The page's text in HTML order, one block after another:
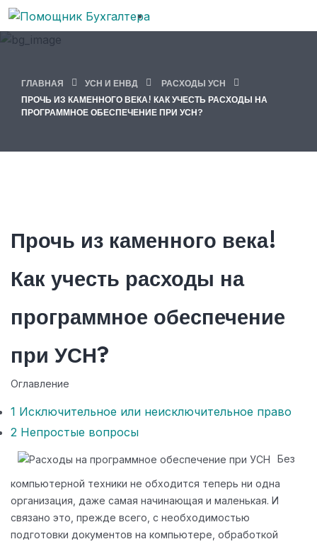
ГЛАВНАЯ УСН И ЕНВД
РАСХОДЫ УСН
ПРОЧЬ ИЗ КАМЕННОГО ВЕКА! КАК УЧЕСТЬ РАСХОДЫ НА
ПРОГРАММНОЕ ОБЕСПЕЧЕНИЕ ПРИ УСН?
Прочь из каменного века!
Как учесть расходы на
программное обеспечение
при УСН?
Оглавление
1 Исключительное или неисключительное право
2 Непростые вопросы
Без
компьютерной техники не обходится теперь ни одна
организация, даже самая начинающая и маленькая. И
связано это, прежде всего, с необходимостью
подготовки документов на компьютере, обработкой